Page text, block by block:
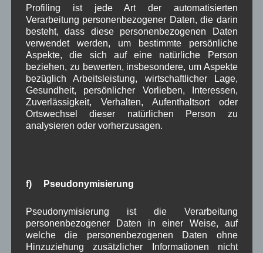
Kaserne meldet Übungen mit Märschen, Biwak und
Einsatz von Manövermunition im Bereich Wallgau,
Obernach und Neugläger Alm im Zeitraum vom
06.10. bis 08.10.2015 an.
Detailierte Angaben finden Sie am Aushang des
Wallgauer Rathauses.
Disclaimer
Quelle: Aushang am Rathaus Wallgau
Datenübermittlung für
Wehrverwaltung
Bekanntmachu
Profiling ist jede Art der automatisierten
Verarbeitung personenbezogener Daten, die darin
besteht, dass diese personenbezogenen Daten
verwendet werden, um bestimmte persönliche
Aspekte, die sich auf eine natürliche Person
beziehen, zu bewerten, insbesondere, um Aspekte
bezüglich Arbeitsleistung, wirtschaftlicher Lage,
Gesundheit, persönlicher Vorlieben, Interessen,
Zuverlässigkeit, Verhalten, Aufenthaltsort oder
Ortswechsel dieser natürlichen Person zu
analysieren oder vorherzusagen.
f) Pseudonymisierung
Pseudonymisierung ist die Verarbeitung
personenbezogener Daten in einer Weise, auf
welche die personenbezogenen Daten ohne
Hinzuziehung zusätzlicher Informationen nicht